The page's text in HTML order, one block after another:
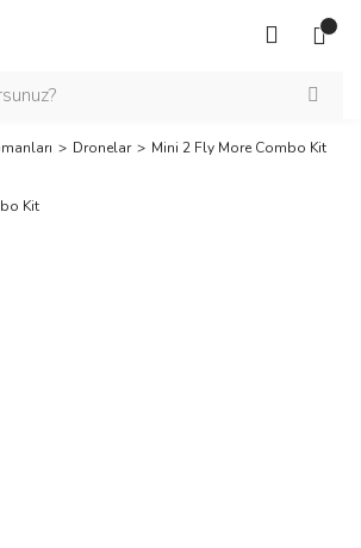
Dronelar Mini 2 Fly More Combo Kit